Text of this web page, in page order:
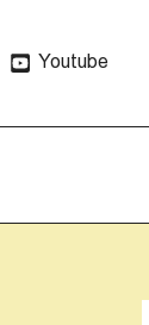
Youtube